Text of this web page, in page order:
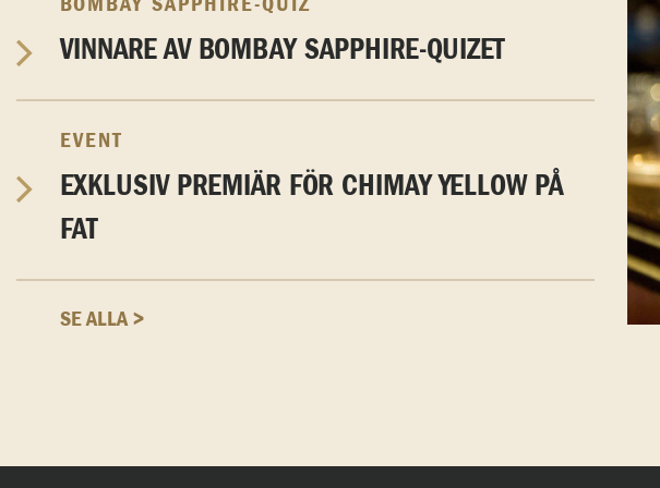
BOMBAY SAPPHIRE-QUIZ
VINNARE AV BOMBAY SAPPHIRE-QUIZET
EVENT
EXKLUSIV PREMIÄR FÖR CHIMAY YELLOW PÅ
FAT
SE ALLA >